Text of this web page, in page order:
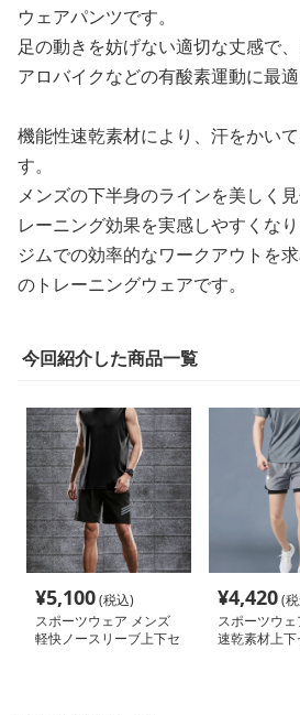
ウェアパンツです。
足の動きを妨げない適切な丈感で
アロバイクなどの有酸素運動に最適
機能性速乾素材により、汗をかい
す。
メンズの下半身のラインを美しく
レーニング効果を実感しやすくなり
ジムでの効率的なワークアウトを
のトレーニングウェアです。
今回紹介した商品一覧
¥5,100(税込)
スポーツウェア メンズ
軽快ノースリーブ上下セ
¥4,420(
スポーツウ
速乾素材上下